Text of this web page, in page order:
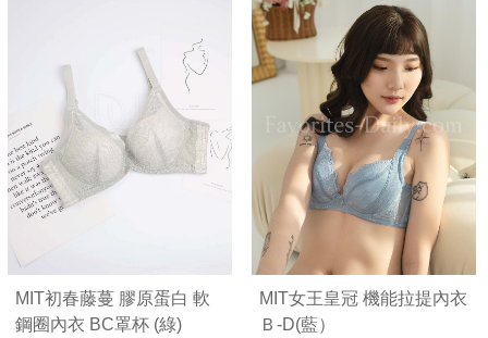
MIT初春藤蔓 膠原蛋白 軟
鋼圈內衣 BC罩杯 (綠)
MIT女王皇冠 機能拉提內衣
Ｂ-D(藍）